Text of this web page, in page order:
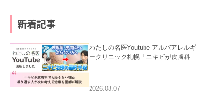
新着記事
わたしの名医Youtube アルバアレルギ
ークリニック札幌「ニキビが皮膚科で
ました。
2026.08.07